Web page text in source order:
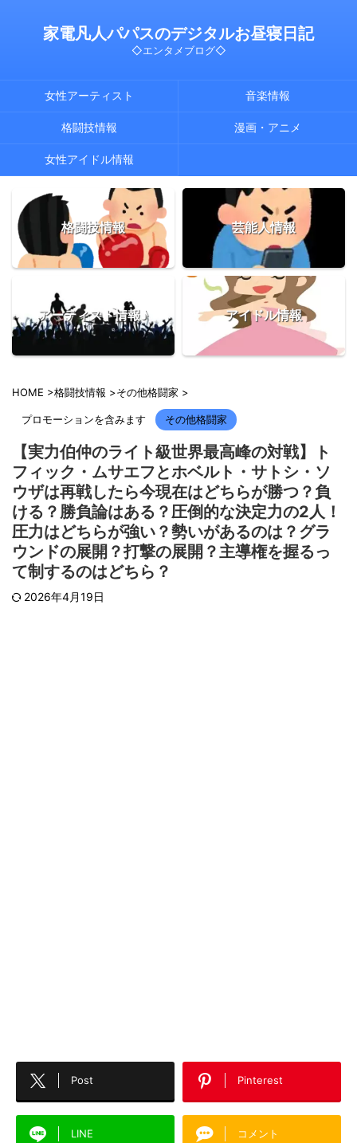
家電凡人パパスのデジタルお昼寝日記
◇エンタメブログ◇
女性アーティスト 音楽情報
格闘技情報 漫画・アニメ
女性アイドル情報
格闘技情報 芸能人情報
アーティスト情報♪ アイドル情報
HOME >格闘技情報 >その他格闘家 >
プロモーションを含みます その他格闘家
【実力伯仲のライト級世界最高峰の対戦】ト
フィック・ムサエフとホベルト・サトシ・ソ
ウザは再戦したら今現在はどちらが勝つ？負
ける？勝負論はある？圧倒的な決定力の2人！
圧力はどちらが強い？勢いがあるのは？グラ
ウンドの展開？打撃の展開？主導権を握るっ
て制するのはどちら？
2026年4月19日
Post Pinterest
LINE コメント